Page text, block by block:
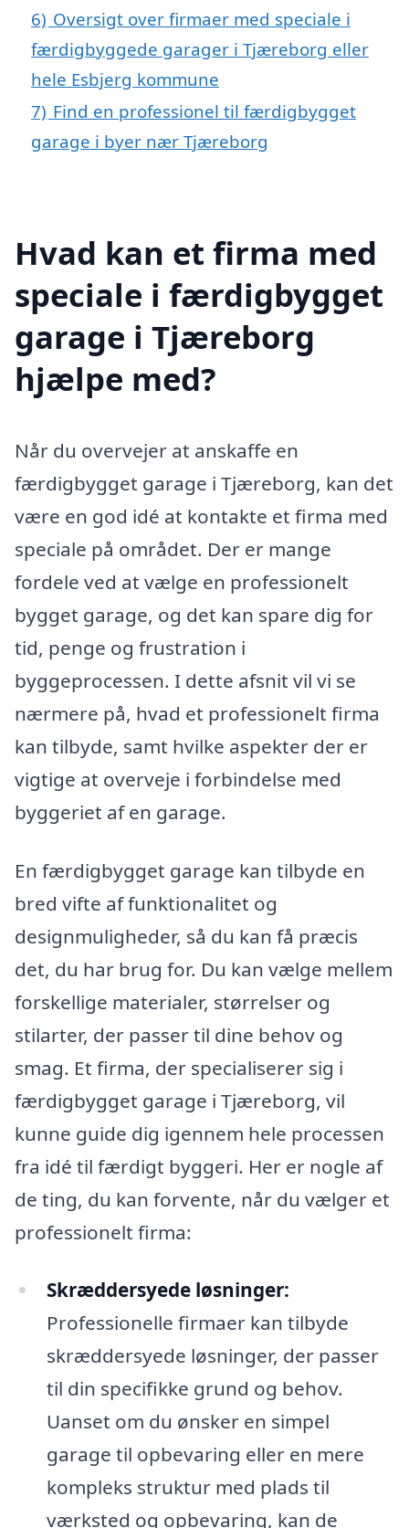
6) Oversigt over firmaer med speciale i
færdigbyggede garager i Tjæreborg eller
hele Esbjerg kommune
7) Find en professionel til færdigbygget
garage i byer nær Tjæreborg
Hvad kan et firma med
speciale i færdigbygget
garage i Tjæreborg
hjælpe med?
Når du overvejer at anskaffe en
færdigbygget garage i Tjæreborg, kan det
være en god idé at kontakte et firma med
speciale på området. Der er mange
fordele ved at vælge en professionelt
bygget garage, og det kan spare dig for
tid, penge og frustration i
byggeprocessen. I dette afsnit vil vi se
nærmere på, hvad et professionelt firma
kan tilbyde, samt hvilke aspekter der er
vigtige at overveje i forbindelse med
byggeriet af en garage.
En færdigbygget garage kan tilbyde en
bred vifte af funktionalitet og
designmuligheder, så du kan få præcis
det, du har brug for. Du kan vælge mellem
forskellige materialer, størrelser og
stilarter, der passer til dine behov og
smag. Et firma, der specialiserer sig i
færdigbygget garage i Tjæreborg, vil
kunne guide dig igennem hele processen
fra idé til færdigt byggeri. Her er nogle af
de ting, du kan forvente, når du vælger et
professionelt firma:
Skræddersyede løsninger:
Professionelle firmaer kan tilbyde
skræddersyede løsninger, der passer
til din specifikke grund og behov.
Uanset om du ønsker en simpel
garage til opbevaring eller en mere
kompleks struktur med plads til
værksted og opbevaring, kan de